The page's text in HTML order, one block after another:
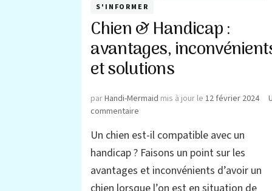
S'INFORMER
Chien & Handicap :
avantages,
et solutions
parHandi-Mermaid mis à jour le12 février 2024
commentaire
&
Handicap
avantages,
inconvénients
Un chien est-il compatible avec un
handicap ? Faisons un point sur les
avantages et inconvénients d’avoir un